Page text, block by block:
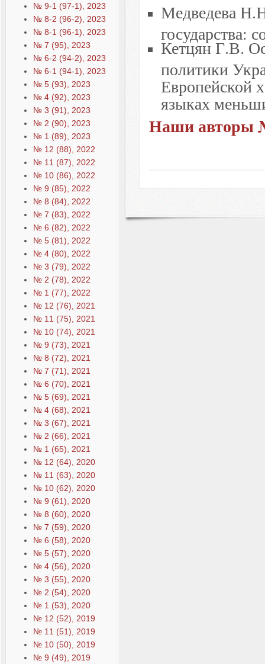
№ 9-1 (97-1), 2023
№ 8-2 (96-2), 2023
№ 8-1 (96-1), 2023
№ 7 (95), 2023
№ 6-2 (94-2), 2023
№ 6-1 (94-1), 2023
№ 5 (93), 2023
№ 4 (92), 2023
№ 3 (91), 2023
№ 2 (90), 2023
№ 1 (89), 2023
№ 12 (88), 2022
№ 11 (87), 2022
№ 10 (86), 2022
№ 9 (85), 2022
№ 8 (84), 2022
№ 7 (83), 2022
№ 6 (82), 2022
№ 5 (81), 2022
№ 4 (80), 2022
№ 3 (79), 2022
№ 2 (78), 2022
№ 1 (77), 2022
№ 12 (76), 2021
№ 11 (75), 2021
№ 10 (74), 2021
№ 9 (73), 2021
№ 8 (72), 2021
№ 7 (71), 2021
№ 6 (70), 2021
№ 5 (69), 2021
№ 4 (68), 2021
№ 3 (67), 2021
№ 2 (66), 2021
№ 1 (65), 2021
№ 12 (64), 2020
№ 11 (63), 2020
№ 10 (62), 2020
№ 9 (61), 2020
№ 8 (60), 2020
№ 7 (59), 2020
№ 6 (58), 2020
№ 5 (57), 2020
№ 4 (56), 2020
№ 3 (55), 2020
№ 2 (54), 2020
№ 1 (53), 2020
№ 12 (52), 2019
№ 11 (51), 2019
№ 10 (50), 2019
№ 9 (49), 2019
Медведева
государства:
Кетцян Г.В.
политики
Европейской
языках
Наши авторы